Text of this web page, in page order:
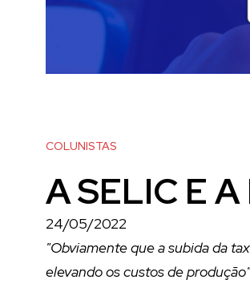
COLUNISTAS
A SELIC E
24/05/2022
"Obviamente que a subida da
elevando os custos de